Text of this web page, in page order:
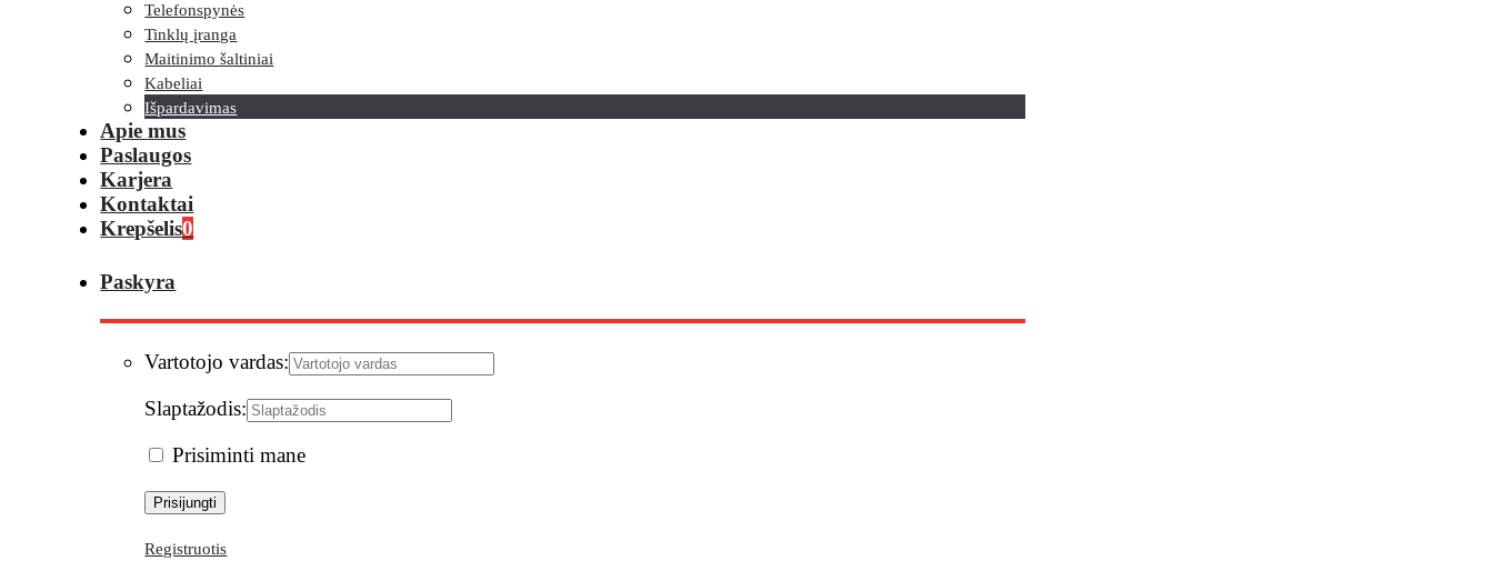
Telefonspynės
Tinklų įranga
Maitinimo šaltiniai
Kabeliai
Išpardavimas
Apie mus
Paslaugos
Karjera
Kontaktai
Krepšelis0
Paskyra
Vartotojo vardas:
Slaptažodis:
Prisiminti mane
Registruotis